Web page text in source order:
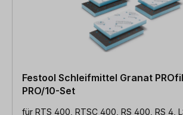
Festool Schleifmittel Granat
PRO/10-Set
für RTS 400, RTSC 400, RS 400, RS 4,